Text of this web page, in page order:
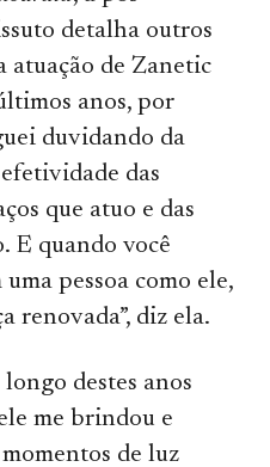
detalha outros
atuação de Zanetic
anos, por
duvidando da
das
que atuo e das
E quando você
pessoa como ele,
renovada”, diz ela.
longo destes anos
me brindou e
de luz